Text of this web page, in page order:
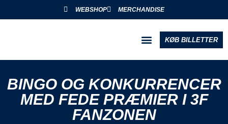
WEBSHOP MERCHANDISE
KØB BILLETTER
BINGO OG KONKURRENCER
MED FEDE PRÆMIER I 3F
FANZONEN